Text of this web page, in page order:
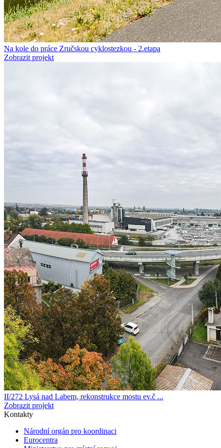
Na kole do práce Zručskou cyklostezkou - 2.etapa
Zobrazit projekt
II/272 Lysá nad Labem, rekonstrukce mostu ev.č ...
Zobrazit projekt
Kontakty
Národní orgán pro koordinaci
Eurocentra